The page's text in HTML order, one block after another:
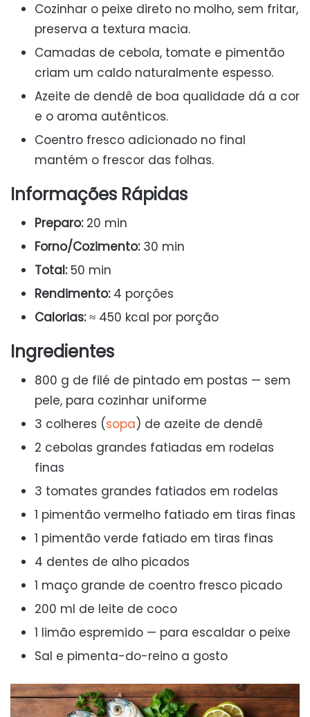
Cozinhar o peixe direto no molho, sem fritar,
preserva a textura macia.
Camadas de cebola, tomate e pimentão
criam um caldo naturalmente espesso.
Azeite de dendê de boa qualidade dá a cor
e o aroma autênticos.
Coentro fresco adicionado no final
mantém o frescor das folhas.
Informações Rápidas
Preparo:20 min
Forno/Cozimento:30 min
Total:50 min
Rendimento:4 porções
Calorias:≈ 450 kcal por porção
Ingredientes
800 g de filé de pintado em postas — sem
pele, para cozinhar uniforme
3 colheres (sopa) de azeite de dendê
2 cebolas grandes fatiadas em rodelas
finas
3 tomates grandes fatiados em rodelas
1 pimentão vermelho fatiado em tiras finas
1 pimentão verde fatiado em tiras finas
4 dentes de alho picados
1 maço grande de coentro fresco picado
200 ml de leite de coco
1 limão espremido — para escaldar o peixe
Sal e pimenta-do-reino a gosto